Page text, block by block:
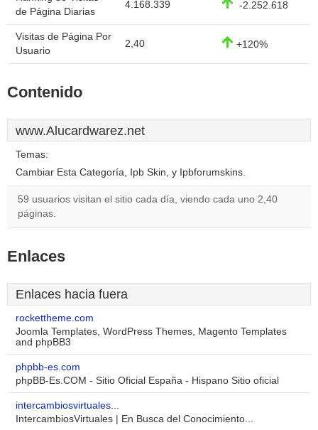
de Página Diarias
4.168.339 -2.252.618
Visitas de Página Por
Usuario
2,40 +120%
Contenido
www.Alucardwarez.net
Temas:
Cambiar Esta Categoría, Ipb Skin, y Ipbforumskins.
59 usuarios visitan el sitio cada día, viendo cada uno 2,40
páginas.
Enlaces
Enlaces hacia fuera
rockettheme.com
Joomla Templates, WordPress Themes, Magento Templates
and phpBB3
phpbb-es.com
phpBB-Es.COM - Sitio Oficial España - Hispano Sitio oficial
intercambiosvirtuales...
IntercambiosVirtuales | En Busca del Conocimiento...